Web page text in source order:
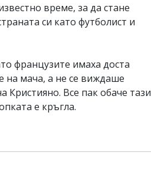
време, за да стане
си като футболист и
французите имаха доста
мача, а не се виждаше
Кристияно. Все пак обаче тази
е кръгла.